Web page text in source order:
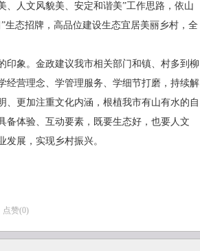
、人文风貌美、安定和谐美”工作思路，依山
生态招牌，高品位建设生态宜居美丽乡村，全
印象。金政建议我市相关部门和镇、村多到柳
经营理念、学管理服务、学细节打磨，持续解
、更加注重文化内涵，根植我市有山有水的自
备体验、互动要素，既要生态好，也要人文
展，实现乡村振兴。
点赞(0)